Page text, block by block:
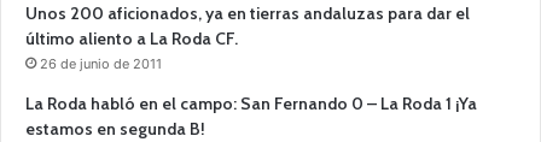
Unos 200 aficionados, ya en tierras andaluzas para dar el
último aliento a La Roda CF.
26 de junio de 2011
La Roda habló en el campo: San Fernando 0 – La Roda 1 ¡Ya
estamos en segunda B!